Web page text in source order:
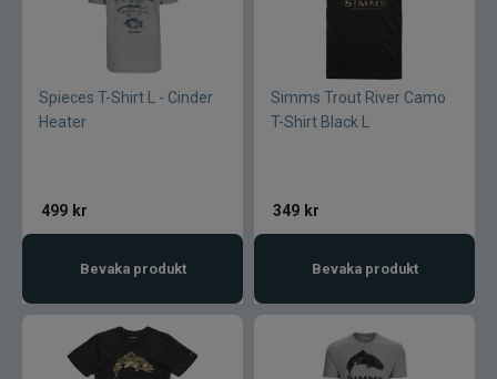
Spieces T-Shirt L - Cinder
Heater
499 kr
Bevaka produkt
Simms Trout River Camo
T-Shirt Black L
349 kr
Bevaka produkt